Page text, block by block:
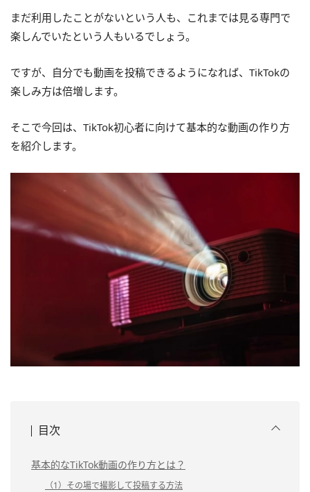
まだ利用したことがないという人も、これまでは見る専門で
楽しんでいたという人もいるでしょう。
ですが、自分でも動画を投稿できるようになれば、TikTokの
楽しみ方は倍増します。
そこで今回は、TikTok初心者に向けて基本的な動画の作り方
を紹介します。
目次
基本的なTikTok動画の作り方とは？
（1）その場で撮影して投稿する方法